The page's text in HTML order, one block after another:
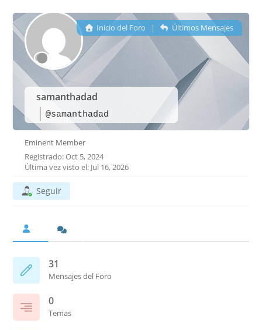
samanthadad
@samanthadad
Inicio del Foro | Últimos Mensajes
Eminent Member
Registrado: Oct 5, 2024
Última vez visto el: Jul 16, 2026
Seguir
31
Mensajes del Foro
0
Temas